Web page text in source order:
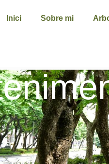
Inici Sobre mi